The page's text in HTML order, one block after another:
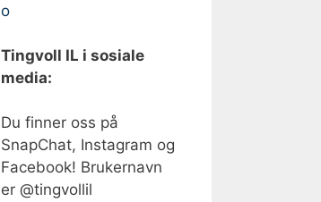
o
Tingvoll IL i sosiale
media:
Du finner oss på
SnapChat, Instagram og
Facebook! Brukernavn
er @tingvollil